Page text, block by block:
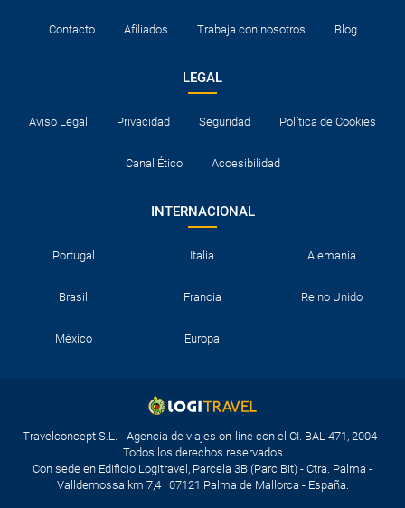
Contacto Afiliados Trabaja con nosotros Blog
LEGAL
Aviso Legal Privacidad Seguridad Política de Cookies
Canal Ético Accesibilidad
INTERNACIONAL
Portugal Italia Alemania
Brasil Francia Reino Unido
México Europa
Travelconcept S.L. - Agencia de viajes on-line con el CI. BAL 471, 2004 -
Todos los derechos reservados
Con sede en Edificio Logitravel, Parcela 3B (Parc Bit) - Ctra. Palma -
Valldemossa km 7,4 | 07121 Palma de Mallorca - España.